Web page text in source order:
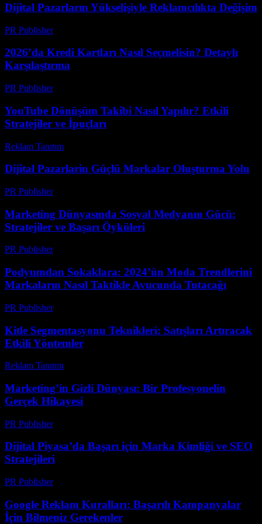
Dijital Pazarların Yükselişiyle Reklamcılıkta Değişim
PR Publisher-
2026’da Kredi Kartları Nasıl Seçmelisin? Detaylı
Karşılaştırma
PR Publisher-
YouTube Dönüşüm Takibi Nasıl Yapılır? Etkili
Stratejiler ve İpuçları
Reklam Tanıtım
Dijital Pazarlarin Güçlü Markalar Oluşturma Yolu
PR Publisher-
Marketing Dünyasında Sosyal Medyanın Gücü:
Stratejiler ve Başarı Öyküleri
PR Publisher-
Podyumdan Sokaklara: 2024’ün Moda Trendlerini
Markaların Nasıl Taktikle Avucunda Tutacağı
PR Publisher-
Kitle Segmentasyonu Teknikleri: Satışları Artıracak
Etkili Yöntemler
Reklam Tanıtım
Marketing’in Gizli Dünyası: Bir Profesyonelin
Gerçek Hikayesi
PR Publisher-
Dijital Piyasa’da Başarı için Marka Kimliği ve SEO
Stratejileri
PR Publisher-
Google Reklam Kuralları: Başarılı Kampanyalar
İçin Bilmeniz Gerekenler